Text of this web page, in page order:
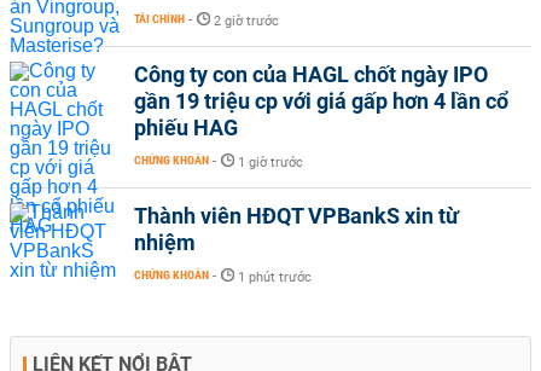
TÀI CHÍNH - 2 giờ trước
Công ty con của HAGL chốt ngày IPO
gần 19 triệu cp với giá gấp hơn 4 lần cổ
phiếu HAG
CHỨNG KHOÁN - 1 giờ trước
Thành viên HĐQT VPBankS xin từ
nhiệm
CHỨNG KHOÁN - 1 phút trước
LIÊN KẾT NỔI BẬT